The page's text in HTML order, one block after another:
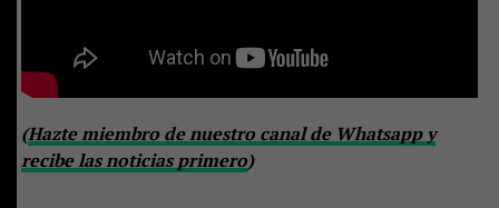
(Hazte miembro de nuestro canal de Whatsapp y
recibe las noticias primero)